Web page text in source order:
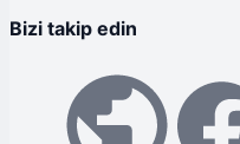
Bizi takip edin